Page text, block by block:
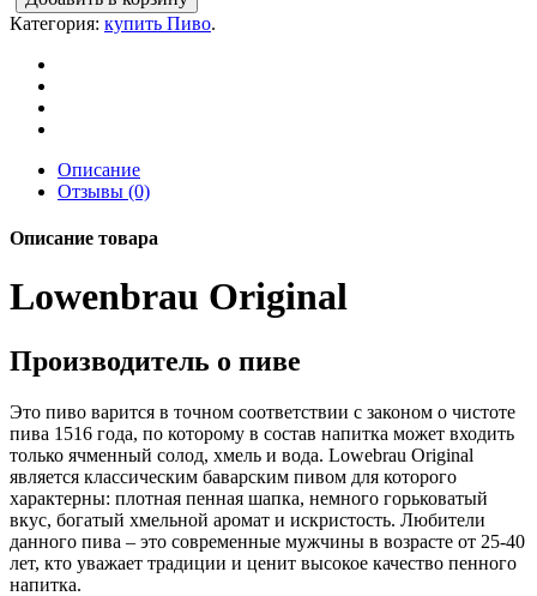
Категория: купить Пиво.
Описание
Отзывы (0)
Описание товара
Lowenbrau Original
Производитель о пиве
Это пиво варится в точном соответствии с законом о чистоте
пива 1516 года, по которому в состав напитка может входить
только ячменный солод, хмель и вода. Lowebrau Original
является классическим баварским пивом для которого
характерны: плотная пенная шапка, немного горьковатый
вкус, богатый хмельной аромат и искристость. Любители
данного пива – это современные мужчины в возрасте от 25-40
лет, кто уважает традиции и ценит высокое качество пенного
напитка.